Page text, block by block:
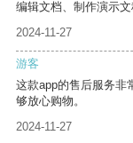
编辑文档、制作演示文
2024-11-27
游客
这款app的售后服务非
够放心购物。
2024-11-27